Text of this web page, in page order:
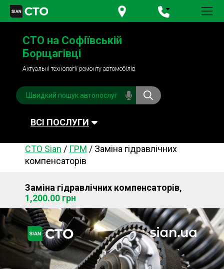
+380 95781-84-84
+380 98791-84-84
СТО на Софіївській
Борщагівці
Актуальні технології ремонту автомобілів
ВСІ ПОСЛУГИ
Автомийка Планове ТО
Акумулятори
Обслуговування
Система охолодження
Діагностика
Ходова частина Зчеплення
ГРМ Шиномонтаж
СТО Sian / ГРМ / Заміна гідравлічних
компенсаторів
Заміна гідравлічних компенсаторів,
1,200.00 грн